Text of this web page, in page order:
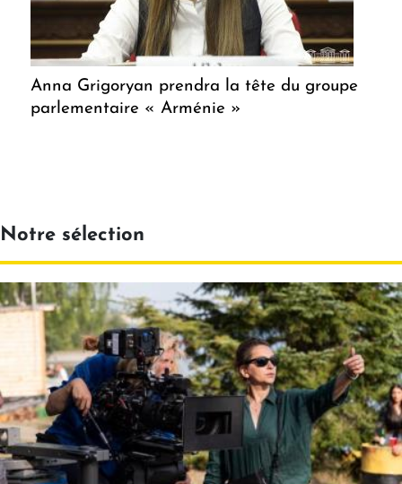
Anna Grigoryan prendra la tête du groupe
parlementaire « Arménie »
Notre sélection